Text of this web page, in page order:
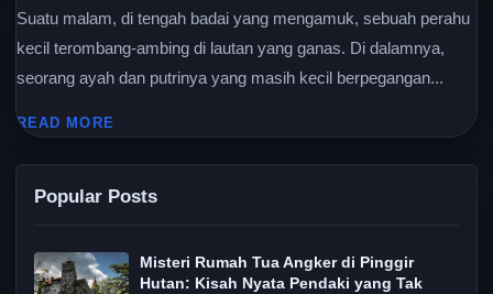
Suatu malam, di tengah badai yang mengamuk, sebuah perahu
kecil terombang-ambing di lautan yang ganas. Di dalamnya,
seorang ayah dan putrinya yang masih kecil berpegangan...
READ MORE
Popular Posts
Misteri Rumah Tua Angker di Pinggir
Hutan: Kisah Nyata Pendaki yang Tak